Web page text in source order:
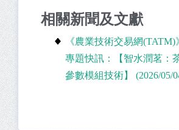
相關新聞及文獻
《農業技術交易網
專題快訊：【智水潤茗：
參數模組技術】 (2026/05/